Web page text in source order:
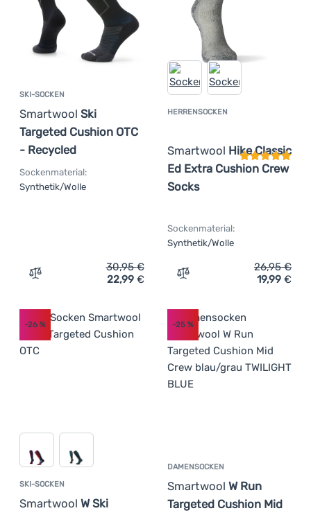
SKI-SOCKEN
Smartwool Ski
Targeted Cushion OTC
- Recycled
Sockenmaterial:
Synthetik/Wolle
Zum Vergleich 'Ski-Socken Smartwool Ski Targeted
30,95€
22,99 €
HERRENSOCKEN
Smartwool Hike Classic
Ed Extra Cushion Crew
Socks
Sockenmaterial:
Synthetik/Wolle
Zum Vergleich
26,95€
19,99 €
SKI-SOCKEN
Smartwool W Ski
-26 %
DAMENSOCKEN
Smartwool W Run
Targeted Cushion Mid
-25%